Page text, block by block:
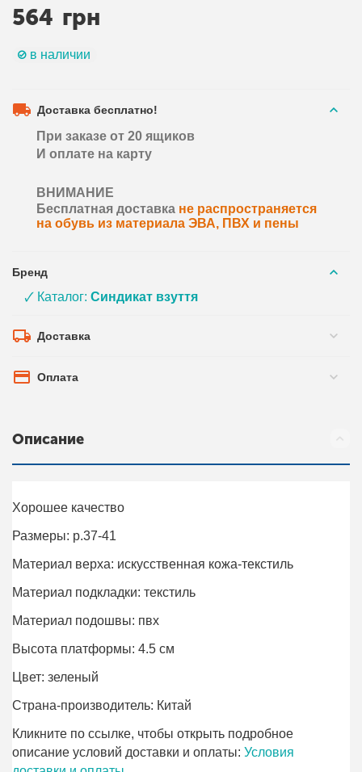
564 грн
в наличии
Доставка бесплатно!
При заказе от 20 ящиков
И оплате на карту
ВНИМАНИЕ
Бесплатная доставка не распространяется
на обувь из материала ЭВА, ПВХ и пены
Бренд
🗸 Каталог:Синдикат взуття
Доставка
Оплата
Описание
Хорошее качество
Размеры: р.37-41
Материал верха: искусственная кожа-текстиль
Материал подкладки: текстиль
Материал подошвы: пвх
Высота платформы: 4.5 см
Цвет: зеленый
Страна-производитель: Китай
Кликните по ссылке, чтобы открыть подробное
описание условий доставки и оплаты:Условия